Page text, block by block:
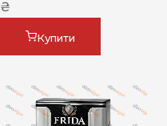
₴
Купити